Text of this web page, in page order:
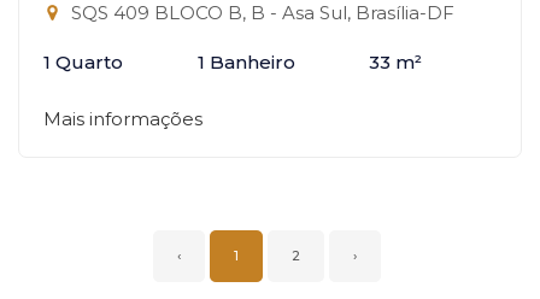
SQS 409 BLOCO B, B - Asa Sul, Brasília-DF
1 Quarto 1 Banheiro 33 m²
Mais informações
‹ 1 2 ›